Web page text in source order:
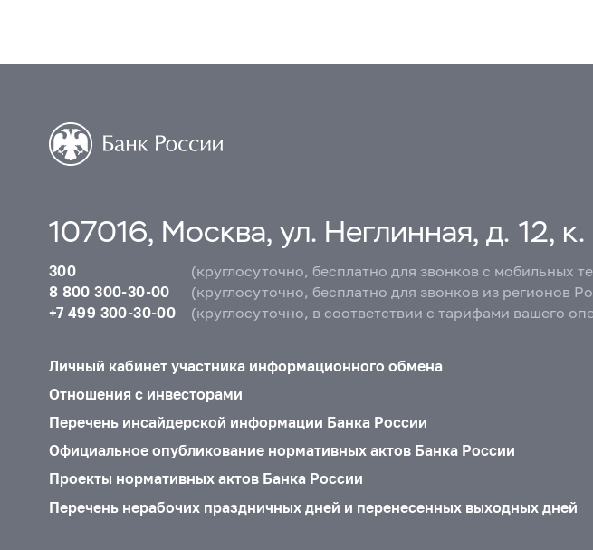
107016, Москва, ул. Неглинная, д. 12,
300
(круглосуточно, бесплатно для звонков с мобильных
8 800 300-30-00
(круглосуточно, бесплатно для звонков из регионов
+7 499 300-30-00
(круглосуточно, в соответствии с тарифами вашего
Личный кабинет участника информационного обмена
Отношения с инвесторами
Перечень инсайдерской информации Банка России
Официальное опубликование нормативных актов Банка России
Проекты нормативных актов Банка России
Перечень нерабочих праздничных дней и перенесенных выходных дней